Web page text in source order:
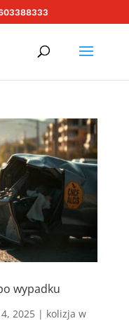
wypadku
2025| kolizja w